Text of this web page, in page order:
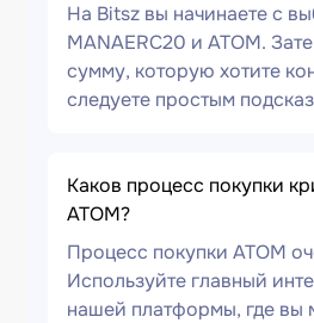
На Bitsz вы начинаете с
MANAERC20 и ATOM.
сумму, которую хотите
следуете простым
Каков процесс покупки
ATOM?
Процесс покупки ATOM
Используйте главный
нашей платформы, где вы